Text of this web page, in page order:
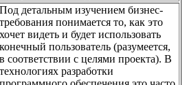
Под детальным изучением бизнес-
требования понимается то, как это
хочет видеть и будет использовать
конечный пользователь (разумеется,
в соответствии с целями проекта). В
технологиях разработки